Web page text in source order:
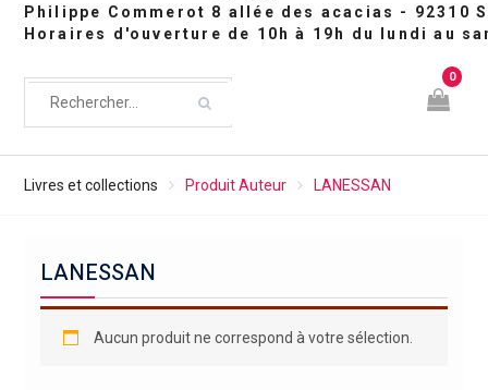
0
Livres et collections Produit Auteur LANESSAN
LANESSAN
Aucun produit ne correspond à votre sélection.